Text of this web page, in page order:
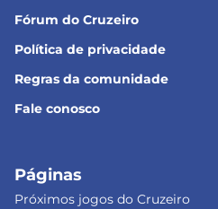
Fórum do Cruzeiro
Política de privacidade
Regras da comunidade
Fale conosco
Páginas
Próximos jogos do Cruzeiro